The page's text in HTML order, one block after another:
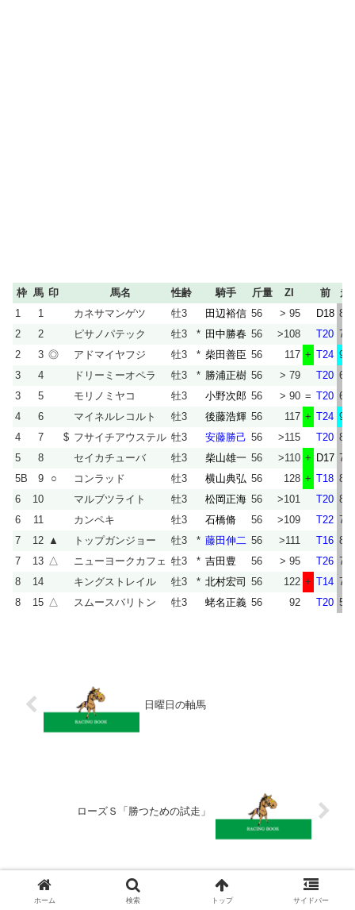
枠 馬 印 馬名 性齢 騎手 斤量 ZI 前
走
1
1 カネサマンゲツ 牡3 田辺裕信 56 > 95 D18 82
2
2 ピサノパテック 牡3 * 田中勝春 56 >108 T20 76
2
3 ◎ アドマイヤフジ 牡3 * 柴田善臣 56 117 + T24 92
3
4 ドリーミーオペラ 牡3 * 勝浦正樹 56 > 79 T20 62
3
5 モリノミヤコ 牡3 小野次郎 56 > 90 = T20 65
4
6 マイネルレコルト 牡3 後藤浩輝 56 117 + T24 91
4
7 $ フサイチアウステル 牡3 安藤勝己 56 >115 T20 83
5
8 セイカチューバ 牡3 柴山雄一 56 >110 + D17 75
5B
9 ○ コンラッド 牡3 横山典弘 56 128 + T18 86
6
10 マルブツライト 牡3 松岡正海 56 >101 T20 83
6
11 カンペキ 牡3 石橋脩 56 >109 T22 76
7
12 ▲ トップガンジョー 牡3 * 藤田伸二 56 >111 T16 86
7
13 △ ニューヨークカフェ 牡3 * 吉田豊 56 > 95 T26 75
8
14 キングストレイル 牡3 * 北村宏司 56 122 + T14 75
8
15 △ スムースバリトン 牡3 蛯名正義 56 92 T20 57
日曜日の軸馬
ローズＳ「勝つための試走」
予想（重賞）
ホーム 検索 トップ サイドバー